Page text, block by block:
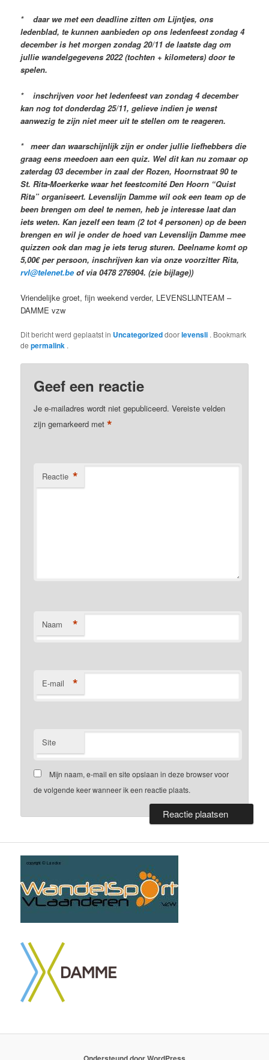
* daar we met een deadline zitten om Lijntjes, ons
ledenblad, te kunnen aanbieden op ons ledenfeest zondag 4
december is het morgen zondag 20/11 de laatste dag om
jullie wandelgegevens 2022 (tochten + kilometers) door te
spelen.
* inschrijven voor het ledenfeest van zondag 4 december
kan nog tot donderdag 25/11, gelieve indien je wenst
aanwezig te zijn niet meer uit te stellen om te reageren.
* meer dan waarschijnlijk zijn er onder jullie liefhebbers die
graag eens meedoen aan een quiz. Wel dit kan nu zomaar op
zaterdag 03 december in zaal der Rozen, Hoornstraat 90 te
St. Rita-Moerkerke waar het feestcomité Den Hoorn “Quist
Rita” organiseert. Levenslijn Damme wil ook een team op de
been brengen om deel te nemen, heb je interesse laat dan
iets weten. Kan jezelf een team (2 tot 4 personen) op de been
brengen en wil je onder de hoed van Levenslijn Damme mee
quizzen ook dan mag je iets terug sturen. Deelname komt op
5,00€ per persoon, inschrijven kan via onze voorzitter Rita,
rvl@telenet.beof via 0478 276904. (zie bijlage))
Vriendelijke groet, fijn weekend verder, LEVENSLIJNTEAM –
DAMME vzw
Dit bericht werd geplaatst in Uncategorizeddoorlevensli . Bookmark
depermalink .
Geef een reactie
Je e-mailadres wordt niet gepubliceerd. Vereiste velden
zijn gemarkeerd met*
Reactie *
Naam *
E-mail *
Site
Mijn naam, e-mail en site opslaan in deze browser voor
de volgende keer wanneer ik een reactie plaats.